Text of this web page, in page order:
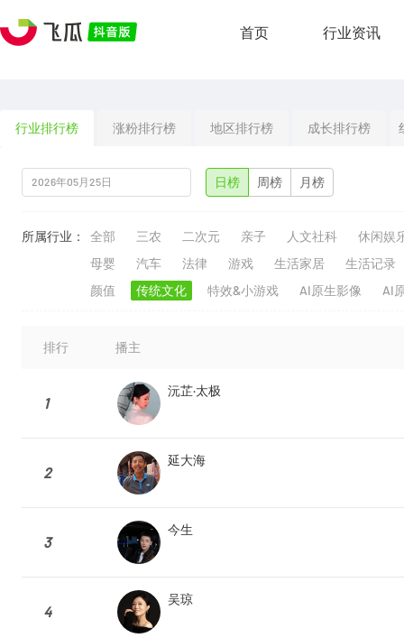
首页 行业资讯
行业排行榜 涨粉排行榜 地区排行榜 成长排行榜
日榜 周榜 月榜
所属行业： 全部 三农 二次元 亲子 人文社科
休闲娱
母婴
汽车 法律 游戏 生活家居
生活记录
颜值
传统文化 特效&小游戏 AI原生影像 AI
排行 播主
1
沅芷·太极
2
延大海
3
今生
4
吴琼